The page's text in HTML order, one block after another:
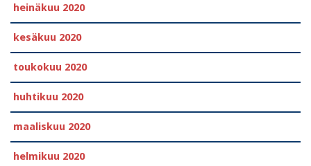
heinäkuu 2020
kesäkuu 2020
toukokuu 2020
huhtikuu 2020
maaliskuu 2020
helmikuu 2020